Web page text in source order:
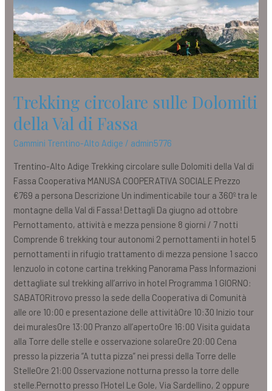
Trekking circolare sulle Dolomiti
della Val di Fassa
Cammini Trentino-Alto Adige / admin5776
Trentino-Alto Adige Trekking circolare sulle Dolomiti della Val di
Fassa Cooperativa MANUSA COOPERATIVA SOCIALE Prezzo
€769 a persona Descrizione Un indimenticabile tour a 360º tra le
montagne della Val di Fassa! Dettagli Da giugno ad ottobre
Pernottamento, attività e mezza pensione 8 giorni / 7 notti
Comprende 6 trekking tour autonomi 2 pernottamenti in hotel 5
pernottamenti in rifugio trattamento di mezza pensione 1 sacco
lenzuolo in cotone cartina trekking Panorama Pass Informazioni
dettagliate sul trekking all’arrivo in hotel Programma 1 GIORNO:
SABATORitrovo presso la sede della Cooperativa di Comunità
alle ore 10:00 e presentazione delle attivitàOre 10:30 Inizio tour
dei muralesOre 13:00 Pranzo all’apertoOre 16:00 Visita guidata
alla Torre delle stelle e osservazione solareOre 20:00 Cena
presso la pizzeria “A tutta pizza” nei pressi della Torre delle
StelleOre 21:00 Osservazione notturna presso la torre delle
stelle.Pernotto presso l’Hotel Le Gole, Via Sardellino, 2 oppure
di
Fassa